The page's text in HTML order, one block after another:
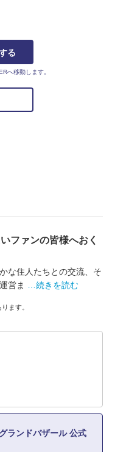
る
へ移動します。
ファンの皆様へおく
な住人たちとの交流、そ
営ま
…続きを読む
ます。
ランドバザール 公式